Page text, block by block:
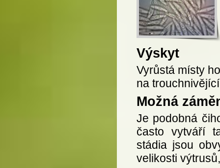
Výskyt
Vyrůstá místy
na
Možná
Je podobná
často vytváří
stádia jsou
velikosti